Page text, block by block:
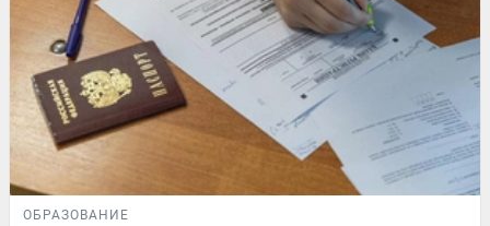
ОБРАЗОВАНИЕ